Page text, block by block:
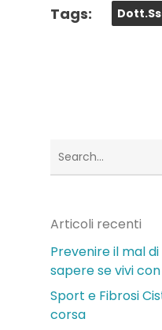
Tags:
Articoli recenti
Prevenire il mal
sapere se vivi
Sport e Fibrosi
corsa